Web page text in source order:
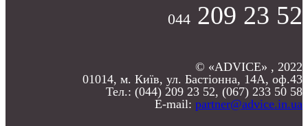
044 209 23 52
© «ADVICE» , 2022
01014, м. Київ, ул. Бастіонна, 14А, оф.43
Тел.: (044) 209 23 52, (067) 233 50 58
E-mail: partner@advice.in.ua